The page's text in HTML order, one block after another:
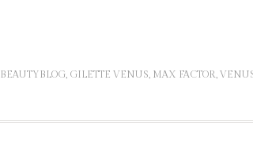
BEAUTYBLOG, GILETTE VENUS, MAX FACTOR,